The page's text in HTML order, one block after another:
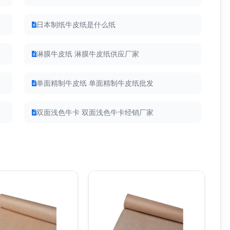
日本制纸牛皮纸是什么纸
淋膜牛皮纸 淋膜牛皮纸供应厂家
单面精制牛皮纸 单面精制牛皮纸批发
双面浅色牛卡 双面浅色牛卡经销厂家